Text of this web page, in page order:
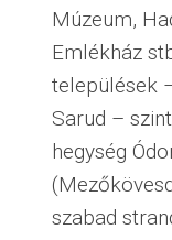
Múzeum,
Emlékház
települések
Sarud –
hegység
szabad